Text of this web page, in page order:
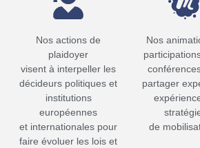
Nos actions de
plaidoyer
visent à interpeller les
décideurs politiques et
institutions
européennes
et internationales pour
faire évoluer les lois et
Nos
partager
de